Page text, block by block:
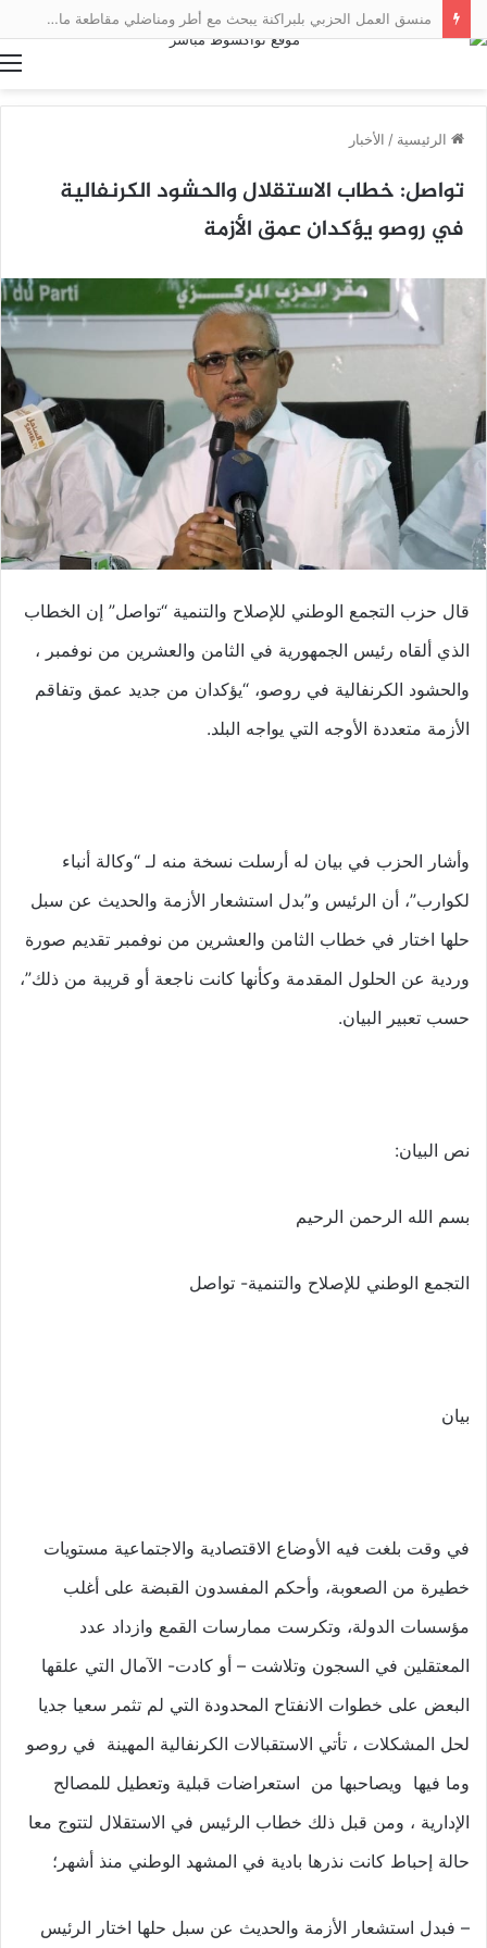
منسق العمل الحزبي بلبراكنة يبحث مع أطر ومناضلي مقاطعة مال سبل تعزيز العمل التنظيمي
الرئيسية / الأخبار
تواصل: خطاب الاستقلال والحشود الكرنفالية
في روصو يؤكدان عمق الأزمة
قال حزب التجمع الوطني للإصلاح والتنمية “تواصل” إن الخطاب
الذي ألقاه رئيس الجمهورية في الثامن والعشرين من نوفمبر ،
والحشود الكرنفالية في روصو، “يؤكدان من جديد عمق وتفاقم
الأزمة متعددة الأوجه التي يواجه البلد.
وأشار الحزب في بيان له أرسلت نسخة منه لـ “وكالة أنباء
لكوارب”، أن الرئيس و”بدل استشعار الأزمة والحديث عن سبل
حلها اختار في خطاب الثامن والعشرين من نوفمبر تقديم صورة
وردية عن الحلول المقدمة وكأنها كانت ناجعة أو قريبة من ذلك”،
حسب تعبير البيان.
نص البيان:
بسم الله الرحمن الرحيم
التجمع الوطني للإصلاح والتنمية- تواصل
بيان
في وقت بلغت فيه الأوضاع الاقتصادية والاجتماعية مستويات
خطيرة من الصعوبة، وأحكم المفسدون القبضة على أغلب
مؤسسات الدولة، وتكرست ممارسات القمع وازداد عدد
المعتقلين في السجون وتلاشت – أو كادت- الآمال التي علقها
البعض على خطوات الانفتاح المحدودة التي لم تثمر سعيا جديا
لحل المشكلات ، تأتي الاستقبالات الكرنفالية المهينة في روصو
وما فيها ويصاحبها من استعراضات قبلية وتعطيل للمصالح
الإدارية ، ومن قبل ذلك خطاب الرئيس في الاستقلال لتتوج معا
حالة إحباط كانت نذرها بادية في المشهد الوطني منذ أشهر؛
– فبدل استشعار الأزمة والحديث عن سبل حلها اختار الرئيس